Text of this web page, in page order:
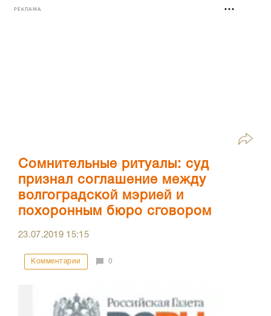
РЕКЛАМА
Сомнительные ритуалы: суд
признал соглашение между
волгоградской мэрией и
похоронным бюро сговором
23.07.2019 15:15
Комментарии 0